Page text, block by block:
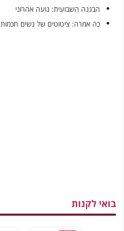
הבננה השבועית: נועה אהרוני
כה אמרה: ציטוטים של נשים חכמות
בואי לקנות